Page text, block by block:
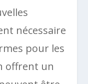
nécessaire
pour les
offrent un